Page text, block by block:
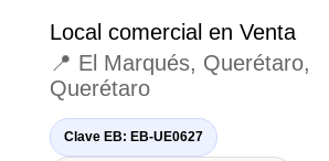
Local comercial en Venta
📍 El Marqués, Querétaro,
Querétaro
Clave EB: EB-UE0627